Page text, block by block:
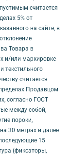
считается
5% от
на сайте, в
Товара в
и/или маркировке
текстильного
считается
Продавцом
согласно ГОСТ
между собой,
пороки,
30 метрах и далее
15
(фиксаторы,